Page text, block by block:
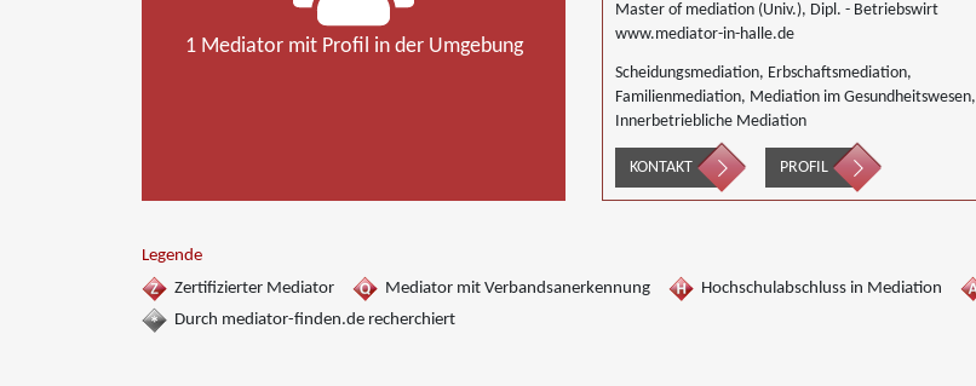
1 Mediator mit Profil in der Umgebung
Master of mediation (Univ.), Dipl. - Betriebswirt
www.mediator-in-halle.de
Scheidungsmediation, Erbschaftsmediation,
Familienmediation, Mediation im Gesundheitswesen,
Innerbetriebliche Mediation
KONTAKT PROFIL
Legende
Zertifizierter Mediator
Mediator mit Verbandsanerkennung Hochschulabschluss in Mediation
Durch mediator-finden.de recherchiert